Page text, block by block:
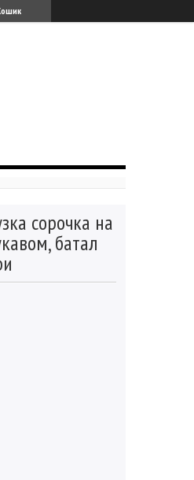
сорочка на
батал